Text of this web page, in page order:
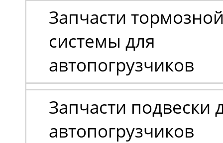
Запчасти
системы для
автопогрузчиков
Запчасти подвески
автопогрузчиков